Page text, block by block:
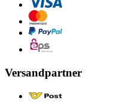
Versandpartner